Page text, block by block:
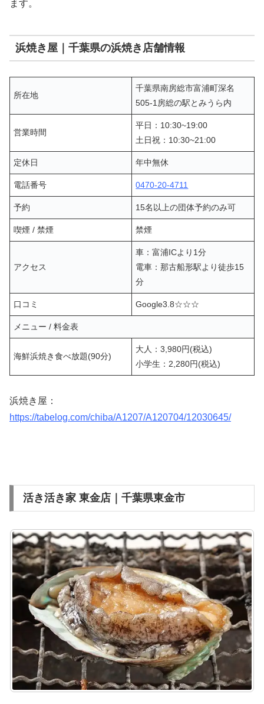
ます。
浜焼き屋｜千葉県の浜焼き店舗情報
所在地
千葉県南房総市富浦町深名
505-1房総の駅とみうら内
営業時間
平日：10:30~19:00
土日祝：10:30~21:00
定休日 年中無休
電話番号 0470-20-4711
予約 15名以上の団体予約のみ可
喫煙 / 禁煙 禁煙
アクセス
車：富浦ICより1分
電車：那古船形駅より徒歩15
分
口コミ Google3.8☆☆☆
メニュー / 料金表
海鮮浜焼き食べ放題(90分)
大人：3,980円(税込)
小学生：2,280円(税込)
浜焼き屋：
https://tabelog.com/chiba/A1207/A120704/12030645/
活き活き家 東金店｜千葉県東金市